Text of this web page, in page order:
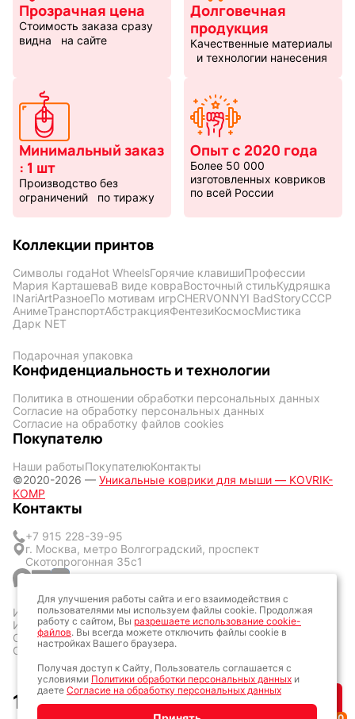
1 500₽ Купить
Прозрачная цена
Стоимость заказа сразу
видна на сайте
Долговечная
продукция
Качественные материалы
и технологии нанесения
Минимальный заказ
: 1 шт
Производство без
ограничений по тиражу
Опыт с 2020 года
Более 50 000
изготовленных ковриков
по всей России
Коллекции принтов
Символы годаHot WheelsГорячие клавишиПрофессии
Мария КарташеваВ виде ковраВосточный стильКудряшка
INariArtРазноеПо мотивам игрCHERVONNYI BadStoryСССР
АнимеТранспортАбстракцияФентезиКосмосМистика
Дарк NET
Подарочная упаковка
Конфиденциальность и технологии
Политика в отношении обработки персональных данных
Согласие на обработку персональных данных
Согласие на обработку файлов cookies
Покупателю
Наши работыПокупателюКонтакты
©2020-2026 — Уникальные коврики для мыши — KOVRIK-
KOMP
Контакты
+7 915 228-39-95
г. Москва, метро Волгоградский, проспект
Скотопрогонная 35с1
ИП Кличук Оксана Сергеевна
ИНН: 773428377057
ОГРН: 323774600160161
ОКТМО: 45387000
Разработка сайта: Алексей Колпаков
Для улучшения работы сайта и его взаимодействия с
пользователями мы используем файлы cookie. Продолжая
работу с сайтом, Вы разрешаете использование cookie-
файлов. Вы всегда можете отключить файлы cookie в
настройках Вашего браузера.
Получая доступ к Сайту, Пользователь соглашается с
условиями Политики обработки персональных данных и
даетеСогласие на обработку персональных данных